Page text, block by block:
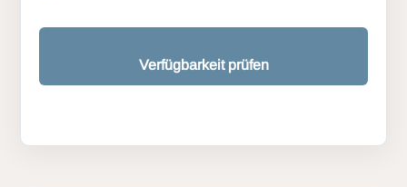
Verfügbarkeit prüfen